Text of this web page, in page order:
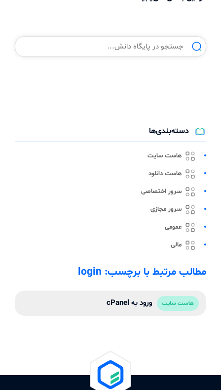
دسته‌بندی‌ها
هاست سایت
هاست دانلود
سرور اختصاصی
سرور مجازی
عمومی
مالی
مطالب مرتبط با برچسب: login
هاست سایت ورود به cPanel